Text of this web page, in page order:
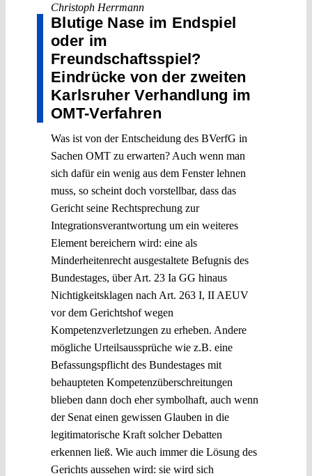
Christoph Herrmann
Blutige Nase im Endspiel
oder im
Freundschaftsspiel?
Eindrücke von der zweiten
Karlsruher Verhandlung im
OMT-Verfahren
Was ist von der Entscheidung des BVerfG in
Sachen OMT zu erwarten? Auch wenn man
sich dafür ein wenig aus dem Fenster lehnen
muss, so scheint doch vorstellbar, dass das
Gericht seine Rechtsprechung zur
Integrationsverantwortung um ein weiteres
Element bereichern wird: eine als
Minderheitenrecht ausgestaltete Befugnis des
Bundestages, über Art. 23 Ia GG hinaus
Nichtigkeitsklagen nach Art. 263 I, II AEUV
vor dem Gerichtshof wegen
Kompetenzverletzungen zu erheben. Andere
mögliche Urteilsaussprüche wie z.B. eine
Befassungspflicht des Bundestages mit
behaupteten Kompetenzüberschreitungen
blieben dann doch eher symbolhaft, auch wenn
der Senat einen gewissen Glauben in die
legitimatorische Kraft solcher Debatten
erkennen ließ. Wie auch immer die Lösung des
Gerichts aussehen wird: sie wird sich